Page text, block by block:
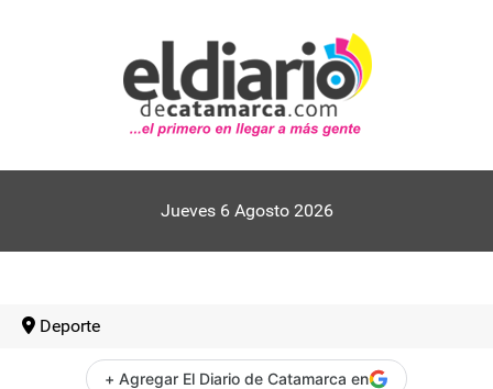
Jueves 6 Agosto 2026
Deporte
+ Agregar El Diario de Catamarca en